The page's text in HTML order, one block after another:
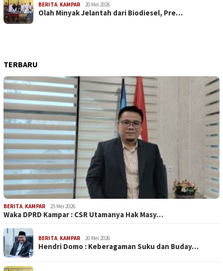
BERITA, KAMPAR 20 Mei 2026
Olah Minyak Jelantah dari Biodiesel, Pre…
TERBARU
BERITA, KAMPAR 25 Mei 2026
Waka DPRD Kampar : CSR Utamanya Hak Masy…
BERITA, KAMPAR 20 Mei 2026
Hendri Domo : Keberagaman Suku dan Buday…